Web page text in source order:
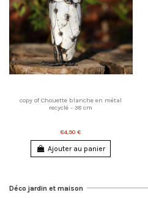
copy of Chouette blanche en métal
recyclé - 38 cm
84,90 €
Ajouter au panier
Déco jardin et maison